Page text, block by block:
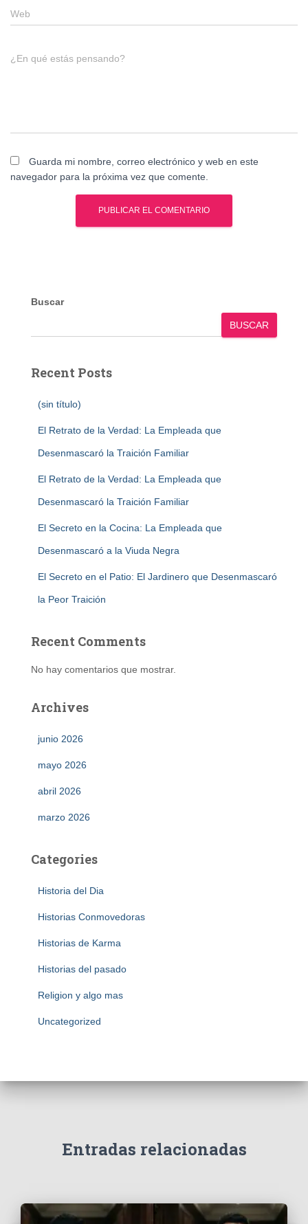
Web
¿En qué estás pensando?
Guarda mi nombre, correo electrónico y web en este
navegador para la próxima vez que comente.
Buscar
BUSCAR
Recent Posts
(sin título)
El Retrato de la Verdad: La Empleada que
Desenmascaró la Traición Familiar
El Retrato de la Verdad: La Empleada que
Desenmascaró la Traición Familiar
El Secreto en la Cocina: La Empleada que
Desenmascaró a la Viuda Negra
El Secreto en el Patio: El Jardinero que Desenmascaró
la Peor Traición
Recent Comments
No hay comentarios que mostrar.
Archives
junio 2026
mayo 2026
abril 2026
marzo 2026
Categories
Historia del Dia
Historias Conmovedoras
Historias de Karma
Historias del pasado
Religion y algo mas
Uncategorized
Entradas relacionadas